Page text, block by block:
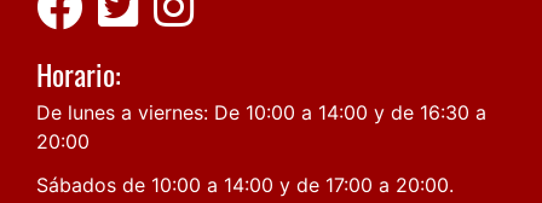
Horario:
De lunes a viernes: De 10:00 a 14:00 y de 16:30 a
20:00
Sábados de 10:00 a 14:00 y de 17:00 a 20:00.